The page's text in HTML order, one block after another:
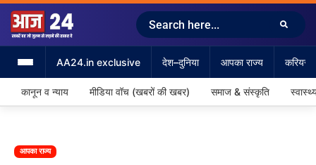
AA24.in exclusive देश–दुनिया आपका राज्य करियर
कानून व न्याय मीडिया वॉच (खबरों की खबर) समाज & संस्कृति
आपका राज्य